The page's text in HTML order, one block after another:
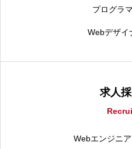
プログラ
Webデザイ
求人
Webエンジニ